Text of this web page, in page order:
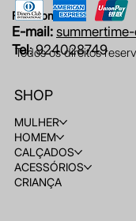
Fale connosco
E-mail:
Tel: 924028749
Todos os direitos
SHOP
MULHER
HOMEM
CALÇADOS
ACESSÓRIOS
CRIANÇA